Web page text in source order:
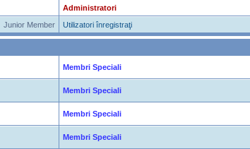
Administratori
Junior Member
Utilizatori înregistraţi
Membri Speciali
Membri Speciali
Membri Speciali
Membri Speciali